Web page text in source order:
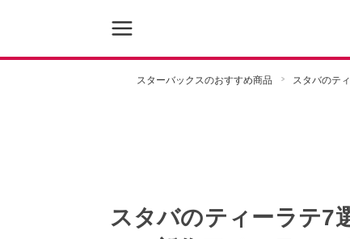
スターバックスのおすすめ商品 スタバのテ
スタバのティーラテ7